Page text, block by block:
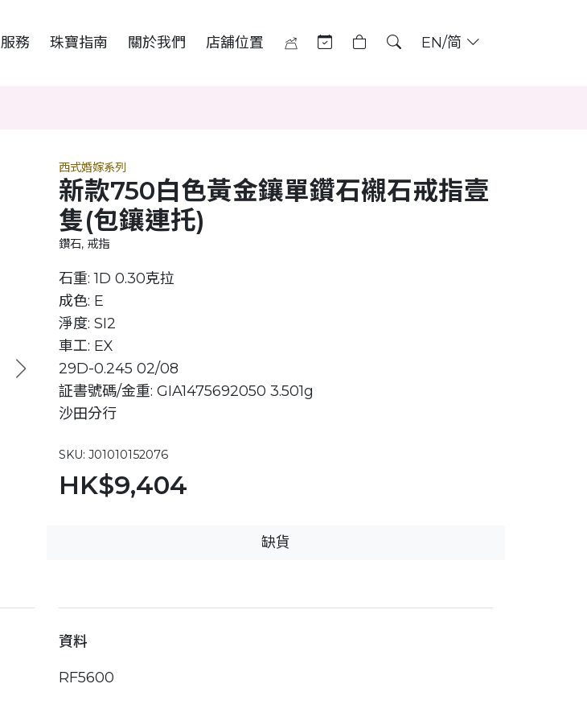
服務 珠寶指南 關於我們 店舖位置 EN/简
西式婚嫁系列
新款750白色黃金鑲單鑽石襯石戒指壹
隻(包鑲連托)
鑽石, 戒指
石重: 1D 0.30克拉
成色: E
淨度: SI2
車工: EX
29D-0.245 02/08
証書號碼/金重: GIA1475692050 3.501g
沙田分行
SKU: J01010152076
HK$9,404
缺貨
資料
RF5600